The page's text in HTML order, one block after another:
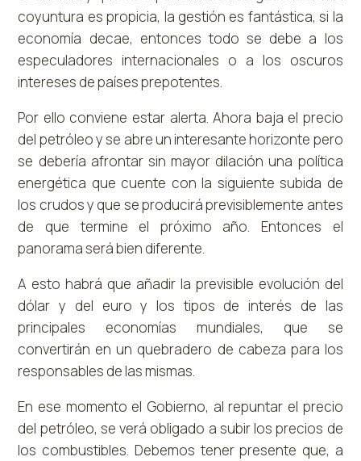
coyuntura es propicia, la gestión es fantástica, si la
economía decae, entonces todo se debe a los
especuladores internacionales o a los oscuros
intereses de países prepotentes.
Por ello conviene estar alerta. Ahora baja el precio
del petróleo y se abre un interesante horizonte pero
se debería afrontar sin mayor dilación una política
energética que cuente con la siguiente subida de
los crudos y que se producirá previsiblemente antes
de que termine el próximo año. Entonces el
panorama será bien diferente.
A esto habrá que añadir la previsible evolución del
dólar y del euro y los tipos de interés de las
principales economías mundiales, que se
convertirán en un quebradero de cabeza para los
responsables de las mismas.
En ese momento el Gobierno, al repuntar el precio
del petróleo, se verá obligado a subir los precios de
los combustibles. Debemos tener presente que, a